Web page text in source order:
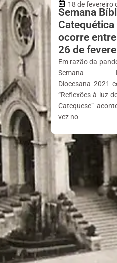
18 de fevereiro
Semana
Catequética
ocorre
26 de
Em razão da
Semana
Diocesana 2021
“Reflexões à luz
Catequese”
vez no